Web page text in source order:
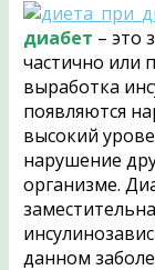
диабет – это
частично или
выработка
появляются
высокий
нарушение
организме.
данном